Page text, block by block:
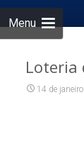
Menu
Loteria
14 de